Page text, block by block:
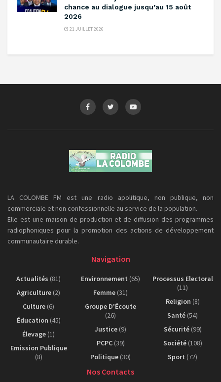
chance au dialogue jusqu’au 15 août
2026
21 JUILLET 2026
LA COLOMBE FM est une radio apolitique, non publique, non
commerciale et non confessionnelle au service de la population.
Elle est une maison de production et de diffusion des programmes
radiophoniques pour la promotion des actions de développement
communautaire durable.
Navigation
Actualités (81)
Agriculture (2)
Culture (6)
Éducation (45)
Élevage (1)
Emission Publique
(8)
Environnement (65)
Femme (31)
Groupe D'Écoute
(26)
Justice (9)
PCPC(39)
Politique (30)
Processus Electoral
(11)
Religion (8)
Santé (54)
Sécurité(99)
Société(108)
Sport (72)
Nos Contacts